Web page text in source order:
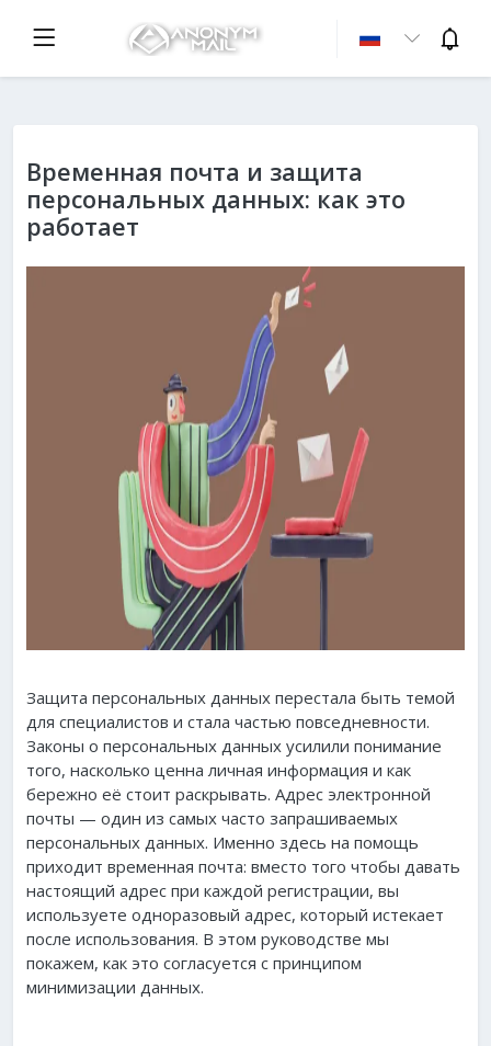
Временная почта и защита
персональных данных: как это
работает
Защита персональных данных перестала быть темой
для специалистов и стала частью повседневности.
Законы о персональных данных усилили понимание
того, насколько ценна личная информация и как
бережно её стоит раскрывать. Адрес электронной
почты — один из самых часто запрашиваемых
персональных данных. Именно здесь на помощь
приходит временная почта: вместо того чтобы давать
настоящий адрес при каждой регистрации, вы
используете одноразовый адрес, который истекает
после использования. В этом руководстве мы
покажем, как это согласуется с принципом
минимизации данных.